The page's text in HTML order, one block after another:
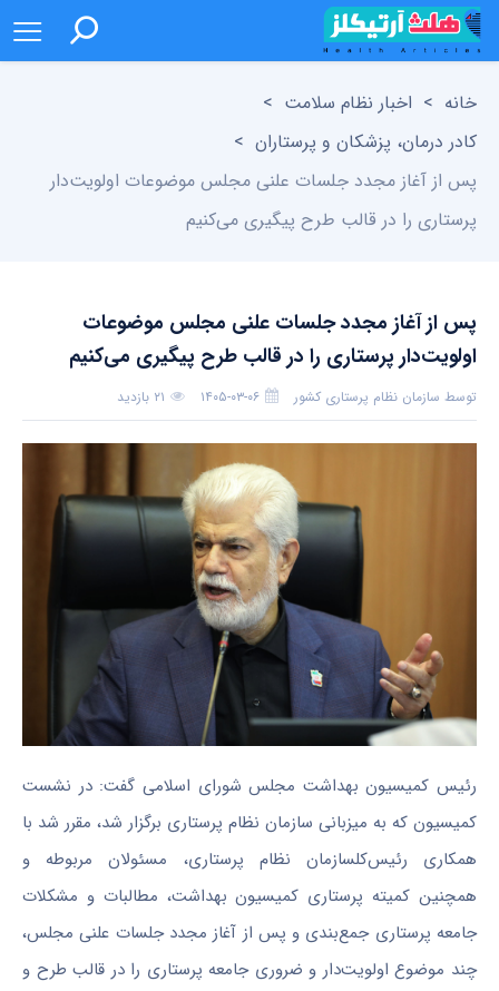
خانه > اخبار نظام سلامت >
کادر درمان، پزشکان و پرستاران >
پس از آغاز مجدد جلسات علنی مجلس موضوعات اولویت‌دار
پرستاری را در قالب طرح پیگیری می‌کنیم
پس از آغاز مجدد جلسات علنی مجلس موضوعات
اولویت‌دار پرستاری را در قالب طرح پیگیری می‌کنیم
توسط سازمان نظام پرستاری کشور ۱۴۰۵-۰۳-۰۶
۲۱ بازدید
بدون دیدگاه
رئیس کمیسیون بهداشت مجلس شورای اسلامی گفت: در نشست
کمیسیون که به میزبانی سازمان نظام پرستاری برگزار شد، مقرر شد با
همکاری رئیس‌کلسازمان نظام پرستاری، مسئولان مربوطه و
همچنین کمیته پرستاری کمیسیون بهداشت، مطالبات و مشکلات
جامعه پرستاری جمع‌بندی و پس از آغاز مجدد جلسات علنی مجلس،
چند موضوع اولویت‌دار و ضروری جامعه پرستاری را در قالب طرح و